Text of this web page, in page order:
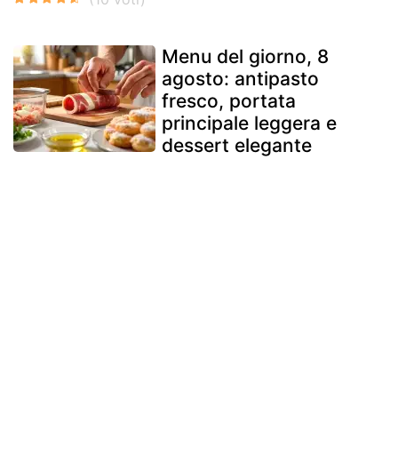
Menu del giorno, 8
agosto: antipasto
fresco, portata
principale leggera e
dessert elegante